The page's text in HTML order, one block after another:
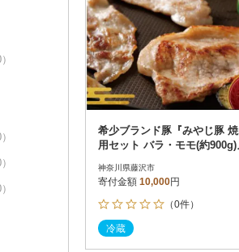
希少ブランド豚『みやじ豚
用セット バラ・モモ(約900g)
神奈川県藤沢市
寄付金額 10,000円
（0件）
冷蔵